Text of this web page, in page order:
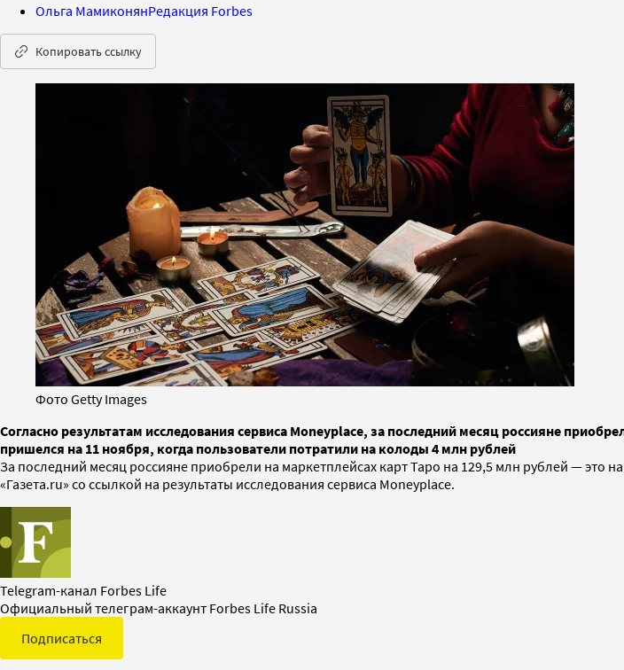
Ольга МамиконянРедакция Forbes
Копировать ссылку
Фото Getty Images
Согласно результатам исследования сервиса Moneyplace, за последний месяц россияне
пришелся на 11 ноября, когда пользователи потратили на колоды 4 млн рублей
За последний месяц россияне приобрели на маркетплейсах карт Таро на 129,5 млн рублей —
«Газета.ru» со ссылкой на результаты исследования сервиса Moneyplace.
Telegram-канал Forbes Life
Официальный телеграм-аккаунт Forbes Life Russia
Подписаться